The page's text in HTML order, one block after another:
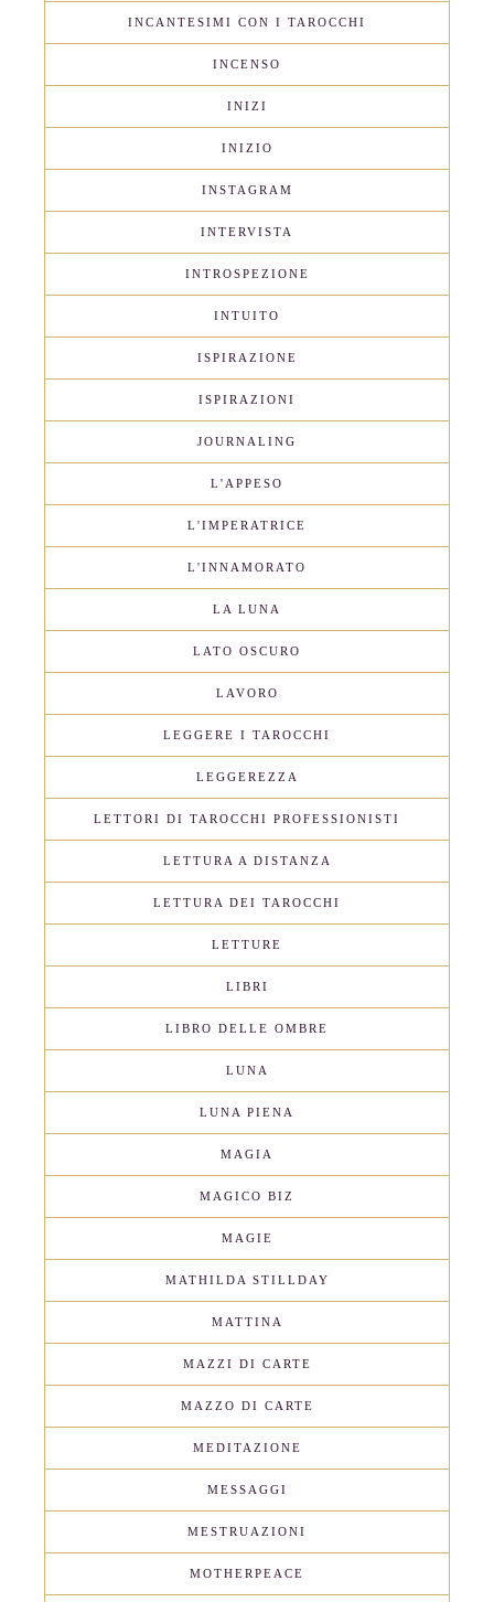
INCANTESIMI CON I TAROCCHI
INCENSO
INIZI
INIZIO
INSTAGRAM
INTERVISTA
INTROSPEZIONE
INTUITO
ISPIRAZIONE
ISPIRAZIONI
JOURNALING
L'APPESO
L'IMPERATRICE
L'INNAMORATO
LA LUNA
LATO OSCURO
LAVORO
LEGGERE I TAROCCHI
LEGGEREZZA
LETTORI DI TAROCCHI PROFESSIONISTI
LETTURA A DISTANZA
LETTURA DEI TAROCCHI
LETTURE
LIBRI
LIBRO DELLE OMBRE
LUNA
LUNA PIENA
MAGIA
MAGICO BIZ
MAGIE
MATHILDA STILLDAY
MATTINA
MAZZI DI CARTE
MAZZO DI CARTE
MEDITAZIONE
MESSAGGI
MESTRUAZIONI
MOTHERPEACE